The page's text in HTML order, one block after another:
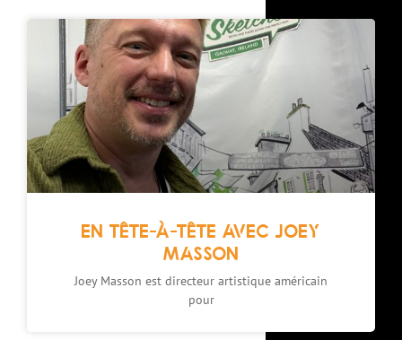
EN TÊTE-À-TÊTE AVEC JOEY
MASSON
Joey Masson est directeur artistique américain
pour